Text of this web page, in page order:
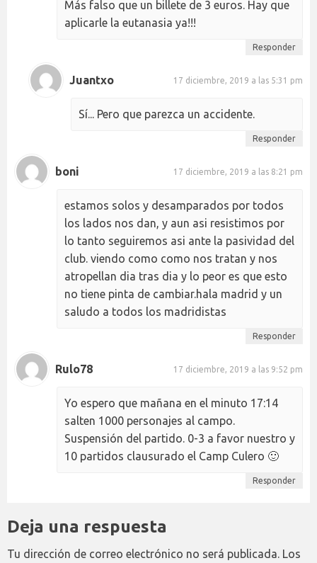
Más falso que un billete de 3 euros. Hay que
aplicarle la eutanasia ya!!!
Responder
Juantxo 17 diciembre, 2019 a las 5:31 pm
Sí... Pero que parezca un accidente.
Responder
boni 17 diciembre, 2019 a las 8:21 pm
estamos solos y desamparados por todos
los lados nos dan, y aun asi resistimos por
lo tanto seguiremos asi ante la pasividad del
club. viendo como como nos tratan y nos
atropellan dia tras dia y lo peor es que esto
no tiene pinta de cambiar.hala madrid y un
saludo a todos los madridistas
Responder
Rulo78 17 diciembre, 2019 a las 9:52 pm
Yo espero que mañana en el minuto 17:14
salten 1000 personajes al campo.
Suspensión del partido. 0-3 a favor nuestro y
10 partidos clausurado el Camp Culero 🙂
Responder
Deja una respuesta
Tu dirección de correo electrónico no será publicada. Los